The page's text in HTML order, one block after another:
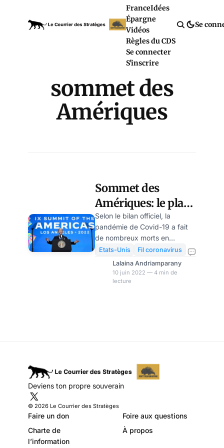
FranceIdées
Épargne
Vidéos
Règles du CDS
Se connecter
S'inscrire
Se
sommet des
Amériques
Sommet des
Amériques: le plan
de Biden anti-
Covid
Selon le bilan officiel, la
pandémie de Covid-19 a fait
de nombreux morts en
Amérique latine et dans les
Caraïbes. La région a été l'une
des plus durement touchées
par le virus, avec plus de 40
exhorte les dirigeants à
adopter un « Plan d’action sur
la santé et la résilience dans
les Amériques » qui permettra
de préve
Etats-Unis
Fil coronavirus
Lalaina Andriamparany
10 juin 2022 — 4 min de
lecture
Deviens ton propre souverain
© 2026 Le Courrier des Stratèges
Faire un don
Foire aux questions
Charte de
l’information
À propos